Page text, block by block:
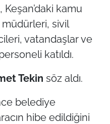
kamu
müdürleri, sivil
vatandaşlar ve
katıldı.
Tekin söz aldı.
belediye
hibe edildiğini